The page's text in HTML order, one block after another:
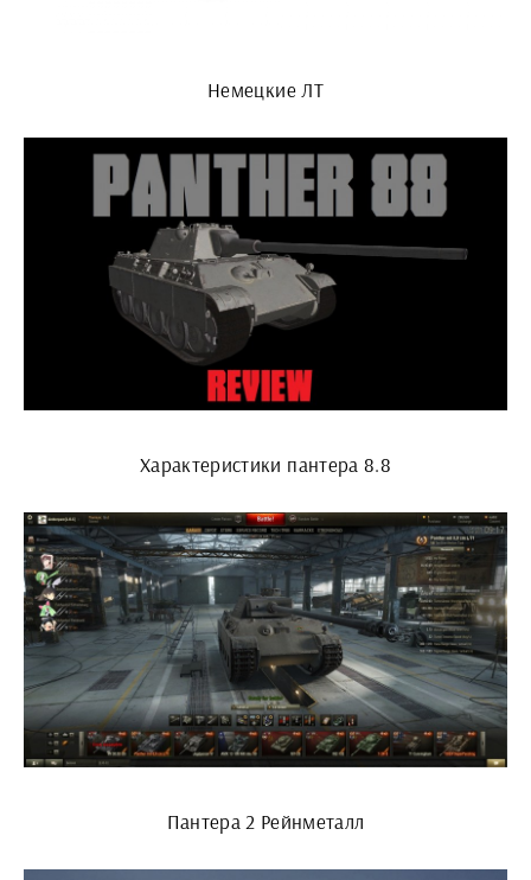
Немецкие ЛТ
Характеристики пантера 8.8
Пантера 2 Рейнметалл